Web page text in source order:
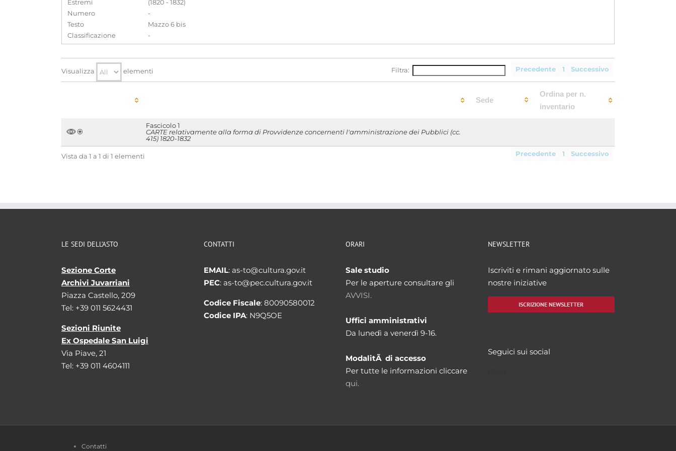
Estremi
(1820 - 1832)
Numero
-
Testo
Mazzo 6 bis
Classificazione
-
Precedente 1 Successivo
Visualizza elementi Filtra:
Sede
Ordina per n.
inventario
Fascicolo 1
CARTE relativamente alla forma di Provvidenze concernenti l'amministrazione dei Pubblici (cc.
415) 1820-1832
Vista da 1 a 1 di 1 elementi Precedente 1 Successivo
LE SEDI DELL’ASTO
Sezione Corte
Archivi Juvarriani
Piazza Castello, 209
Tel: +39 011 5624431
Sezioni Riunite
Ex Ospedale San Luigi
Via Piave, 21
Tel: +39 011 4604111
CONTATTI
EMAIL: as-to@cultura.gov.it
PEC: as-to@pec.cultura.gov.it
Codice Fiscale: 80090580012
Codice IPA: N9Q5OE
ORARI
Sale studio
Per le aperture consultare gli
AVVISI.
Uffici amministrativi
Da lunedì a venerdì 9-16.
ModalitÃ di accesso
Per tutte le informazioni cliccare
qui.
NEWSLETTER
Iscriviti e rimani aggiornato sulle
nostre iniziative
ISCRIZIONE NEWSLETTER
Seguici sui social
Contatti